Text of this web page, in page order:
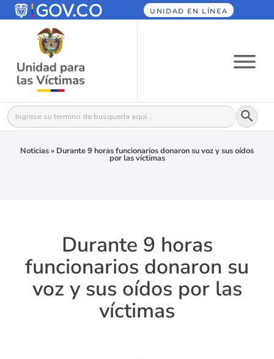
UNIDAD EN LÍNEA
Buscar: Botón
Noticias» Durante 9 horas funcionarios donaron su voz y sus oídos
por las víctimas
Durante 9 horas
funcionarios donaron su
voz y sus oídos por las
víctimas